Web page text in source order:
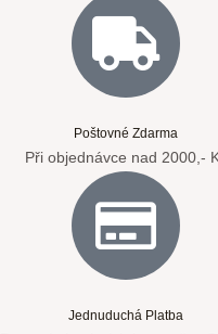
Poštovné Zdarma
Při objednávce nad 2000,-
Jednuduchá Platba